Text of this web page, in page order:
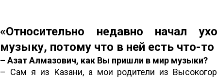
«Относительно недавно начал
музыку, потому что в ней есть что-
– Азат Алмазович, как Вы пришли в мир музыки?
– Сам я из Казани, а мои родители из